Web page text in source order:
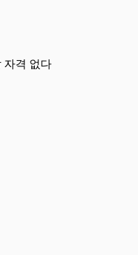
자격 없다